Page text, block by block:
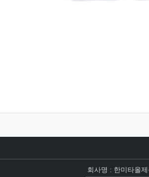
회사명 : 한미타올